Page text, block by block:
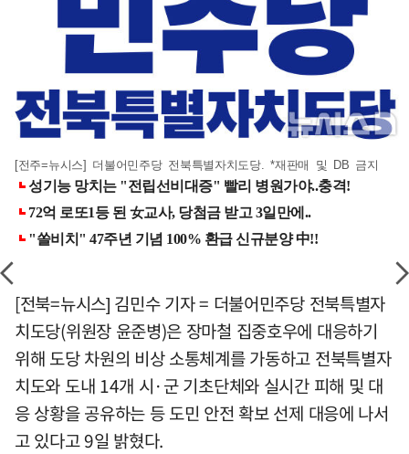
[전주=뉴시스] 더불어민주당 전북특별자치도당. *재판매 및 DB 금지
[전북=뉴시스] 김민수 기자 = 더불어민주당 전북특별자
치도당(위원장 윤준병)은 장마철 집중호우에 대응하기
위해 도당 차원의 비상 소통체계를 가동하고 전북특별자
치도와 도내 14개 시·군 기초단체와 실시간 피해 및 대
응 상황을 공유하는 등 도민 안전 확보 선제 대응에 나서
고 있다고 9일 밝혔다.